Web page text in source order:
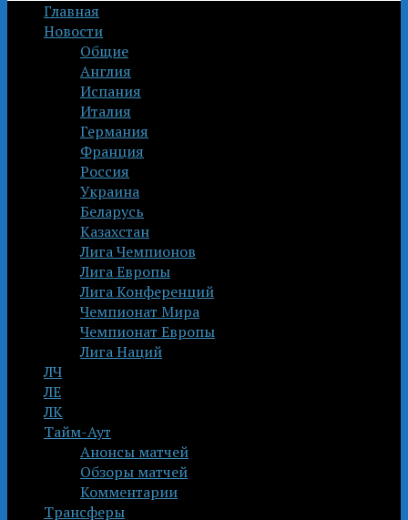
Главная
Новости
Общие
Англия
Испания
Италия
Германия
Франция
Россия
Украина
Беларусь
Казахстан
Лига Чемпионов
Лига Европы
Лига Конференций
Чемпионат Мира
Чемпионат Европы
Лига Наций
ЛЧ
ЛЕ
ЛК
Тайм-Аут
Анонсы матчей
Обзоры матчей
Комментарии
Трансферы